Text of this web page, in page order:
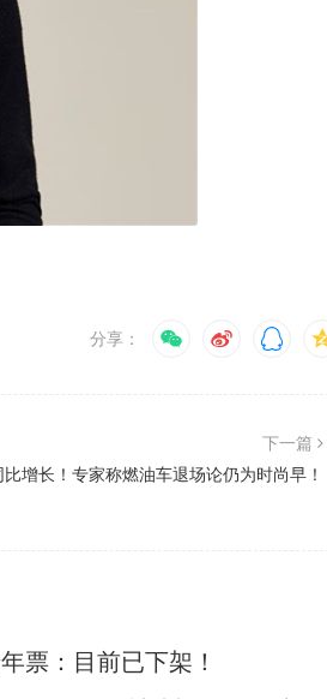
分享：
下一篇
增长！专家称燃油车退场论仍为时尚早！
票：目前已下架！